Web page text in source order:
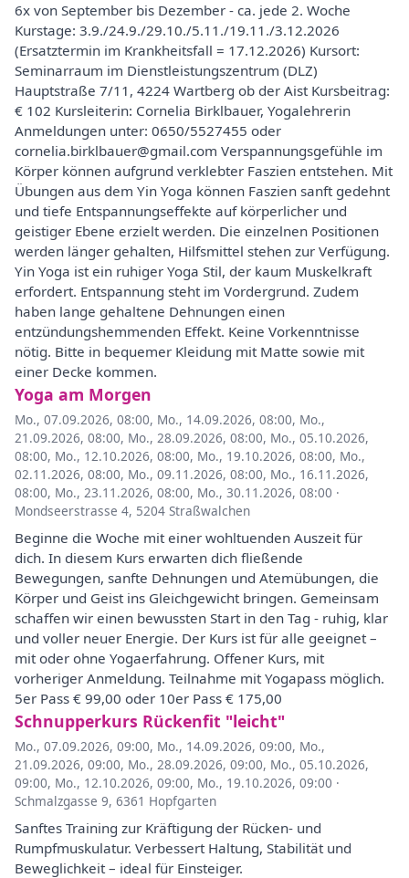
6x von September bis Dezember - ca. jede 2. Woche
Kurstage: 3.9./24.9./29.10./5.11./19.11./3.12.2026
(Ersatztermin im Krankheitsfall = 17.12.2026) Kursort:
Seminarraum im Dienstleistungszentrum (DLZ)
Hauptstraße 7/11, 4224 Wartberg ob der Aist Kursbeitrag:
€ 102 Kursleiterin: Cornelia Birklbauer, Yogalehrerin
Anmeldungen unter: 0650/5527455 oder
cornelia.birklbauer@gmail.com Verspannungsgefühle im
Körper können aufgrund verklebter Faszien entstehen. Mit
Übungen aus dem Yin Yoga können Faszien sanft gedehnt
und tiefe Entspannungseffekte auf körperlicher und
geistiger Ebene erzielt werden. Die einzelnen Positionen
werden länger gehalten, Hilfsmittel stehen zur Verfügung.
Yin Yoga ist ein ruhiger Yoga Stil, der kaum Muskelkraft
erfordert. Entspannung steht im Vordergrund. Zudem
haben lange gehaltene Dehnungen einen
entzündungshemmenden Effekt. Keine Vorkenntnisse
nötig. Bitte in bequemer Kleidung mit Matte sowie mit
einer Decke kommen.
Yoga am Morgen
Mo., 07.09.2026, 08:00, Mo., 14.09.2026, 08:00, Mo.,
21.09.2026, 08:00, Mo., 28.09.2026, 08:00, Mo., 05.10.2026,
08:00, Mo., 12.10.2026, 08:00, Mo., 19.10.2026, 08:00, Mo.,
02.11.2026, 08:00, Mo., 09.11.2026, 08:00, Mo., 16.11.2026,
08:00, Mo., 23.11.2026, 08:00, Mo., 30.11.2026, 08:00 ·
Mondseerstrasse 4, 5204 Straßwalchen
Beginne die Woche mit einer wohltuenden Auszeit für
dich. In diesem Kurs erwarten dich fließende
Bewegungen, sanfte Dehnungen und Atemübungen, die
Körper und Geist ins Gleichgewicht bringen. Gemeinsam
schaffen wir einen bewussten Start in den Tag - ruhig, klar
und voller neuer Energie. Der Kurs ist für alle geeignet –
mit oder ohne Yogaerfahrung. Offener Kurs, mit
vorheriger Anmeldung. Teilnahme mit Yogapass möglich.
5er Pass € 99,00 oder 10er Pass € 175,00
Schnupperkurs Rückenfit "leicht"
Mo., 07.09.2026, 09:00, Mo., 14.09.2026, 09:00, Mo.,
21.09.2026, 09:00, Mo., 28.09.2026, 09:00, Mo., 05.10.2026,
09:00, Mo., 12.10.2026, 09:00, Mo., 19.10.2026, 09:00 ·
Schmalzgasse 9, 6361 Hopfgarten
Sanftes Training zur Kräftigung der Rücken- und
Rumpfmuskulatur. Verbessert Haltung, Stabilität und
Beweglichkeit – ideal für Einsteiger.